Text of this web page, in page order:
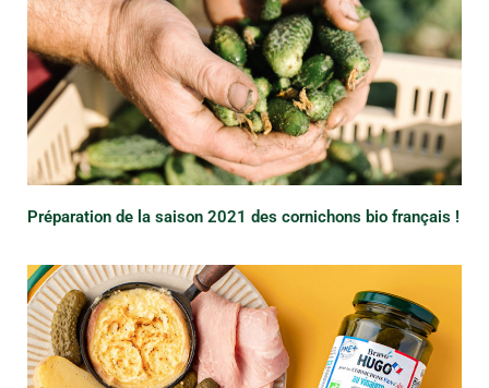
Préparation de la saison 2021 des cornichons bio français !